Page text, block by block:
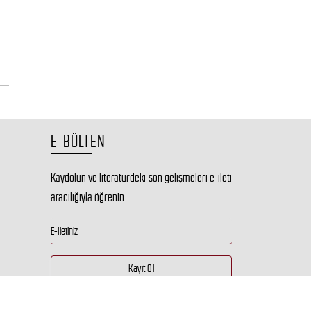
E-BÜLTEN
Kaydolun ve literatürdeki son gelişmeleri e-ileti
aracılığıyla öğrenin